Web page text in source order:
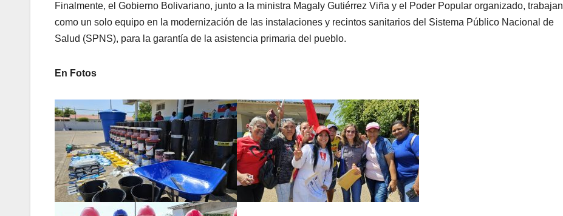
Finalmente, el Gobierno Bolivariano, junto a la ministra Magaly Gutiérrez Viña y el Poder Popular organizado, trabajan
como un solo equipo en la modernización de las instalaciones y recintos sanitarios del Sistema Público Nacional de
Salud (SPNS), para la garantía de la asistencia primaria del pueblo.
En Fotos